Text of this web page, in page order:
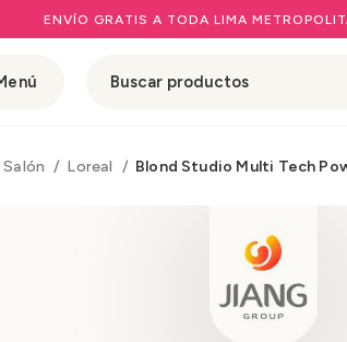
ENVÍO GRATIS A TODA LIMA
Loreal Blond Studio Multi Tech